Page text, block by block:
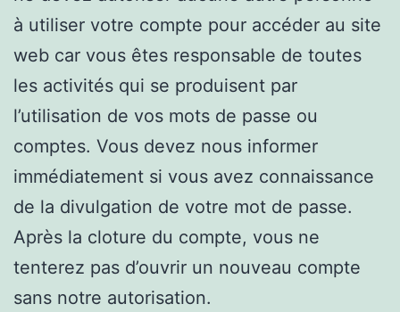
à utiliser votre compte pour accéder au site
web car vous êtes responsable de toutes
les activités qui se produisent par
l’utilisation de vos mots de passe ou
comptes. Vous devez nous informer
immédiatement si vous avez connaissance
de la divulgation de votre mot de passe.
Après la cloture du compte, vous ne
tenterez pas d’ouvrir un nouveau compte
sans notre autorisation.